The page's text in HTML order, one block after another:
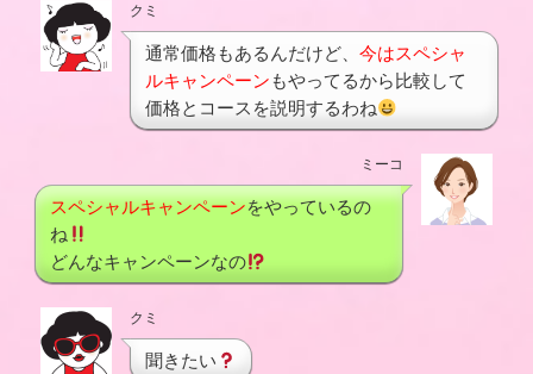
クミ
通常価格もあるんだけど、 今はスペシャ
ルキャンペーン もやってるから比較して
価格とコースを説明するわね
ミーコ
スペシャルキャンペーンをやっているの
ね
どんなキャンペーンなの
クミ
聞きたい